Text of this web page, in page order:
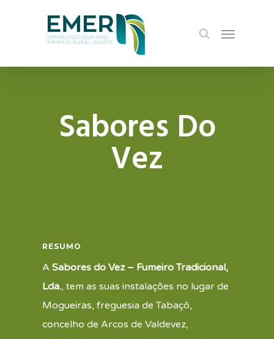
content
search
Menu
Sabores Do
Vez
RESUMO
A Sabores do Vez – Fumeiro Tradicional,
Lda., tem as suas instalações no lugar de
Mogueiras, freguesia de Tabaçô,
concelho de Arcos de Valdevez,